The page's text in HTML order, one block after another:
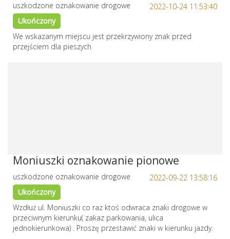
2022-10-24 11:53:40
uszkodzone oznakowanie drogowe
Ukończony
We wskazanym miejscu jest przekrzywiony znak przed
przejściem dla pieszych
Moniuszki oznakowanie pionowe
2022-09-22 13:58:16
uszkodzone oznakowanie drogowe
Ukończony
Wzdłuż ul. Moniuszki co raz ktoś odwraca znaki drogowe w
przeciwnym kierunku( zakaz parkowania, ulica
jednokierunkowa) . Proszę przestawić znaki w kierunku jazdy.